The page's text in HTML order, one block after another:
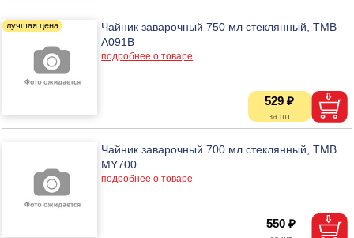
Чайник заварочный 750 мл стеклянный, ТМВ
A091B
подробнее о товаре
529 ₽
Чайник заварочный 700 мл стеклянный, ТМВ
MY700
подробнее о товаре
550 ₽